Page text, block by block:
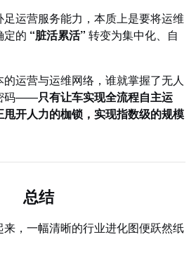
运营服务能力，本质上是要将运维
定的 “脏活累活” 转变为集中化、自
运营与运维网络，谁就掌握了无人
码——只有让车实现全流程自主运
开人力的枷锁，实现指数级的规模
总结
，一幅清晰的行业进化图便跃然纸